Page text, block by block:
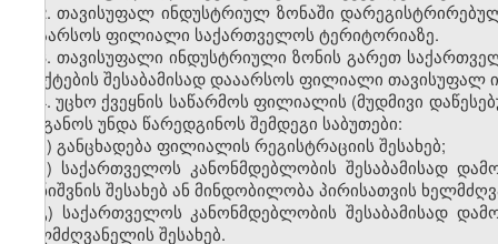
2. თავისუფალ ინდუსტრიულ ზონაში
დააარსოს ფილიალი საქართველოს ტერიტორიაზე.
3. თავისუფალი ინდუსტრიული ზონის გარეთ
პუნქტების შესაბამისად დააარსოს ფილიალი
4. უცხო ქვეყნის საწარმოს ფილიალის (მუდმივი
ორგანოს უნდა წარედგინოს შემდეგი საბუთები:
ა) განცხადება ფილიალის რეგისტრაციის შესახებ;
ბ) საქართველოს კანონმდებლობის შესაბამისად
დანიშვნის შესახებ ან მინდობილობა პირისათვის
გ) საქართველოს კანონმდებლობის შესაბამისად
ხელმძღვანელის შესახებ.